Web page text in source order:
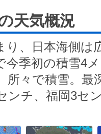
天気概況
り、日本海側は
今季初の積雪4
所々で積雪。最
ンチ、福岡3セ